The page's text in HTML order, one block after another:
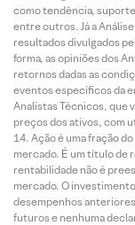
como tendência,
entre outros. Já a
resultados divulgados
forma, as opiniões dos
retornos dadas as
eventos específicos da
Analistas Técnicos, que
preços dos ativos, com
Ação é uma fração
mercado. É um título de
rentabilidade não é
mercado. O
desempenhos
futuros e nenhuma